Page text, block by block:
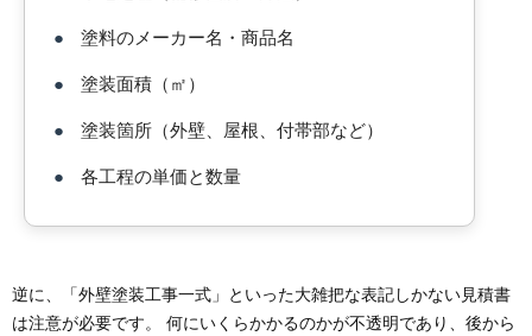
● 塗料のメーカー名・商品名
● 塗装面積（㎡）
● 塗装箇所（外壁、屋根、付帯部など）
● 各工程の単価と数量
逆に、「外壁塗装工事一式」といった大雑把な表記しかない見積書
は注意が必要です。 何にいくらかかるのかが不透明であり、後から